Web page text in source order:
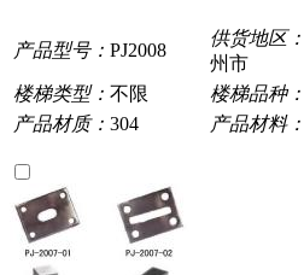
产品型号： PJ2008
供货地区：
州市
楼梯类型： 不限 楼梯品种：
产品材质： 304 产品材料：